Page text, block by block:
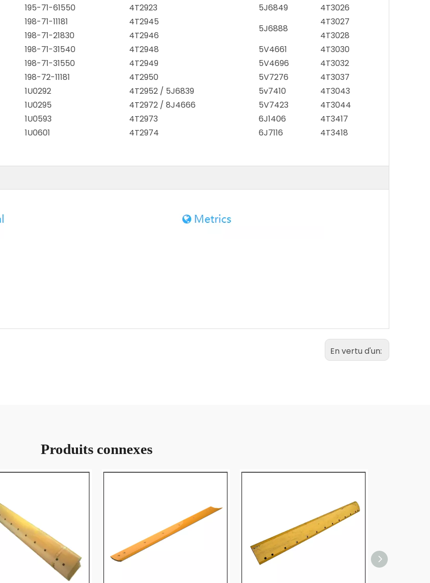
195-71-61550 4T2923 5J6849
4T3026
198-71-11181 4T2945
5J6888
4T3027
198-71-21830 4T2946
4T3028
198-71-31540 4T2948 5V4661
4T3030
198-71-31550 4T2949 5V4696
4T3032
198-72-11181 4T2950 5V7276
4T3037
1U0292 4T2952 / 5J6839 5v7410
4T3043
1U0295 4T2972 / 8J4666 5V7423
4T3044
1U0593 4T2973 6J1406
4T3417
1U0601 4T2974 6J7116 4T3418
En vertu d'un:
Produits connexes